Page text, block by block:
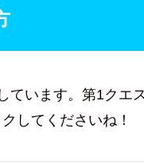
ています。第1クエ
してくださいね！